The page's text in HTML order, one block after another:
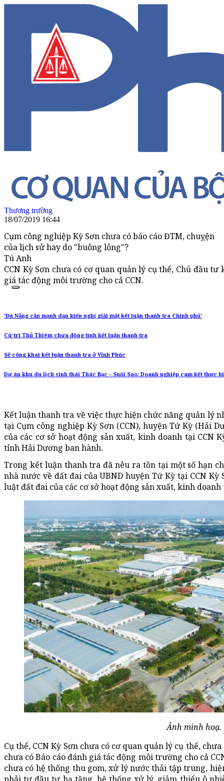
Thương trường
18/07/2019 16:44
Cụm công nghiệp Kỳ Sơn chưa có báo cáo ĐTM, chuỵện
của lịch sử hay do "buông lỏng"?
Tú Anh
CCN Kỳ Sơn chưa có cơ quan quản lý cụ thể, Chủ đầu
giá tác động môi trường cho cả CCN.
'Đà Nẵng cần mạnh dạn kiến nghị giải mật kết luận thanh tra Chính phủ'
Cử tri Thủ Thiêm chưa đồng tình kết luận thanh tra
Sẽ công khai kết luận thanh tra ở Vĩnh Phúc
Dự án khu du lịch sinh thái Thác Bạc – Suối Sao: Doanh nghiệp cam kết thực
Kết luận thanh tra về việc thực hiện chức năng quản lý
tại Cụm công nghiệp Kỳ Sơn (CCN), huyện Tứ Kỳ (Hải
của các cơ sở hoạt động sản xuất, kinh doanh tại CCN
tỉnh Hải Dương ban hành.
Trong kết luận thanh tra đã nêu ra tồn tại một số hạn
nhà nước về đất đai của UBND huyện Tứ Kỳ tại CCN
luật đất đai của các cơ sở hoạt động sản xuất, kinh doanh
Ảnh minh hoạ.
Cụ thể, CCN Kỳ Sơn chưa có cơ quan quản lý cụ thể,
chưa có Báo cáo đánh giá tác động môi trường cho cả
chưa có hệ thống thu gom, xử lý nước thải tập trung,